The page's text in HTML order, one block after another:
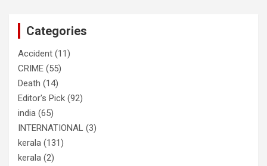
Categories
Accident (11)
CRIME (55)
Death (14)
Editor's Pick (92)
india (65)
INTERNATIONAL (3)
kerala (131)
kerala (2)